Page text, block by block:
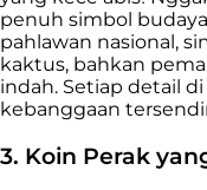
penuh simbol
pahlawan nasional,
kaktus, bahkan
indah. Setiap detail
kebanggaan
3. Koin Perak